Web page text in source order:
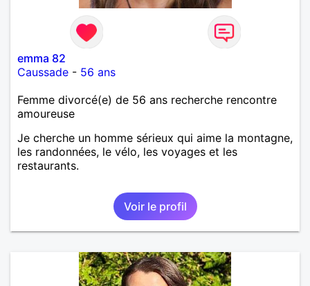
emma 82
Caussade - 56 ans
Femme divorcé(e) de 56 ans recherche rencontre
amoureuse
Je cherche un homme sérieux qui aime la montagne,
les randonnées, le vélo, les voyages et les
restaurants.
Voir le profil